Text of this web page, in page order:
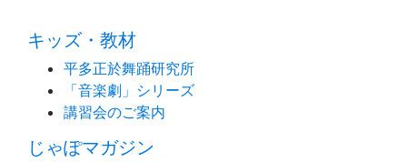
キッズ・教材
平多正於舞踊研究所
「音楽劇」シリーズ
講習会のご案内
じゃぽマガジン